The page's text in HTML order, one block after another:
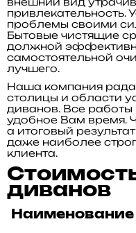
привлекательность.
проблемы своими
Бытовые чистящие
должной
самостоятельной
лучшего.
Наша компания
столицы и области
диванов. Все
удобное Вам время.
а итоговый
даже наиболее
клиента.
диванов
Наименование